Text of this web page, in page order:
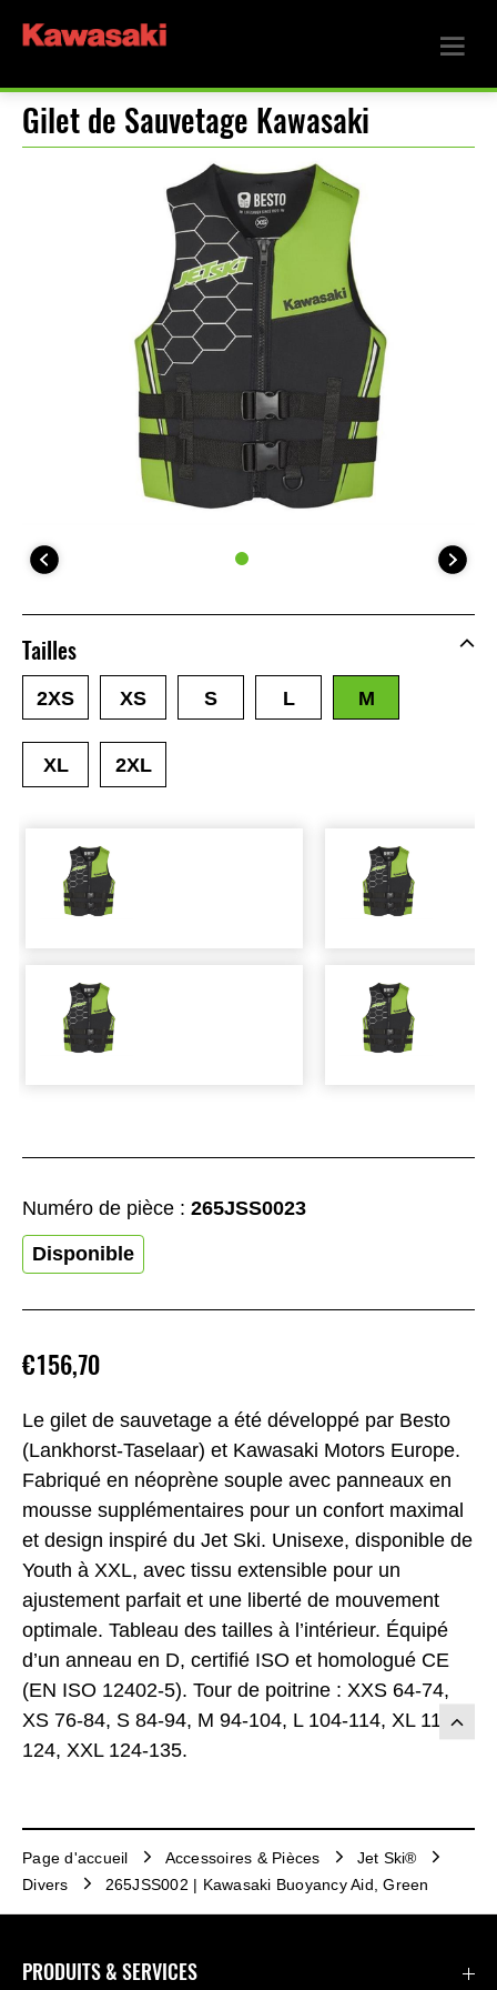
Gilet de Sauvetage Kawasaki
Le gilet de sauvetage a été développé par Besto
(Lankhorst-Taselaar) et Kawasaki Motors Europe.
Fabriqué en néoprène souple avec panneaux en
mousse supplémentaires pour un confort maximal
et design inspiré du Jet Ski. Unisexe, disponible de
Youth à XXL, avec tissu extensible pour un
ajustement parfait et une liberté de mouvement
optimale. Tableau des tailles à l’intérieur. Équipé
d’un anneau en D, certifié ISO et homologué CE
(EN ISO 12402-5). Tour de poitrine : XXS 64-74,
XS 76-84, S 84-94, M 94-104, L 104-114, XL 114-
124, XXL 124-135.
€156,70
Numéro de pièce : 265JSS0023
Disponible
Tailles
2XS XS S L M
XL 2XL
Page d'accueil Accessoires & Pièces
Jet Ski®
Divers
265JSS002 | Kawasaki Buoyancy Aid, Green
PRODUITS & SERVICES